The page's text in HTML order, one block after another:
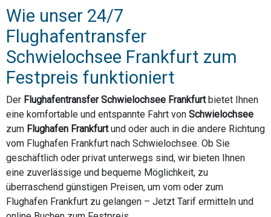
Wie unser 24/7
Flughafentransfer
Schwielochsee Frankfurt zum
Festpreis funktioniert
Der Flughafentransfer Schwielochsee Frankfurtbietet Ihnen
eine komfortable und entspannte Fahrt von Schwielochsee
zum Flughafen Frankfurtund oder auch in die andere Richtung
vom Flughafen Frankfurt nach Schwielochsee. Ob Sie
geschäftlich oder privat unterwegs sind, wir bieten Ihnen
eine zuverlässige und bequeme Möglichkeit, zu
überraschend günstigen Preisen, um vom oder zum
Flughafen Frankfurt zu gelangen – Jetzt Tarif ermitteln und